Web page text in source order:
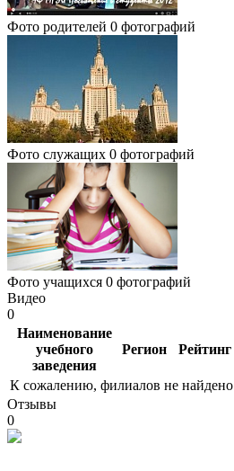
Фото родителей 0 фотографий
Фото служащих 0 фотографий
Фото учащихся 0 фотографий
Видео
0
Наименование
учебного
заведения
Регион Рейтинг
К сожалению, филиалов не найдено
Отзывы
0